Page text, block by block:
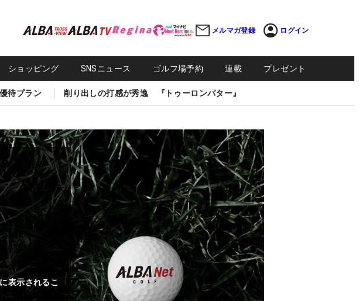
メルマガ登録 ログイン
ショッピング SNSニュース ゴルフ場予約 連載 プレゼント
待プラン 削り出しの打感が秀逸 『トゥーロンパター』
表示されるこ